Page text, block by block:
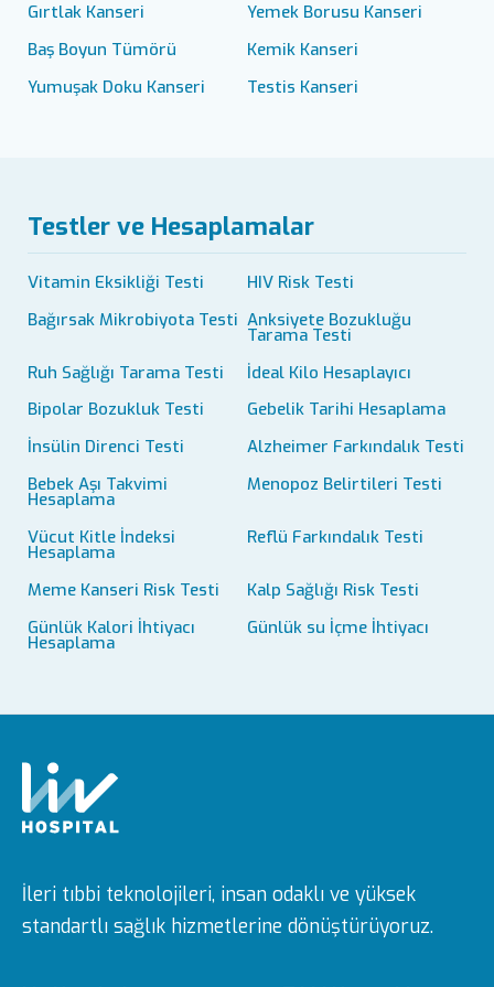
Gırtlak Kanseri
Yemek Borusu Kanseri
Baş Boyun Tümörü
Kemik Kanseri
Yumuşak Doku Kanseri
Testis Kanseri
Testler ve Hesaplamalar
Vitamin Eksikliği Testi
HIV Risk Testi
Bağırsak Mikrobiyota Testi Anksiyete Bozukluğu
Tarama Testi
Ruh Sağlığı Tarama Testi
İdeal Kilo Hesaplayıcı
Bipolar Bozukluk Testi
Gebelik Tarihi Hesaplama
İnsülin Direnci Testi
Alzheimer Farkındalık Testi
Bebek Aşı Takvimi
Hesaplama
Menopoz Belirtileri Testi
Vücut Kitle İndeksi
Hesaplama
Reflü Farkındalık Testi
Meme Kanseri Risk Testi
Kalp Sağlığı Risk Testi
Günlük Kalori İhtiyacı
Hesaplama
Günlük su İçme İhtiyacı
İleri tıbbi teknolojileri, insan odaklı ve yüksek
standartlı sağlık hizmetlerine dönüştürüyoruz.